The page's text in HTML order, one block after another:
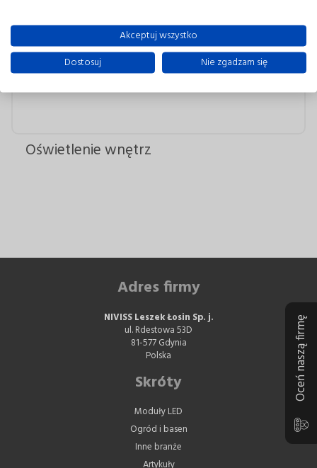
Oświetlenie wnętrz
Oceń naszą firmę
Adres firmy
NIVISS Leszek Łosin Sp. j.
ul. Rdestowa 53D
81-577 Gdynia
Polska
Skróty
Moduły LED
Ogród i basen
Inne branże
Artykuły
Akceptuj wszystko
Dostosuj
Nie zgadzam się